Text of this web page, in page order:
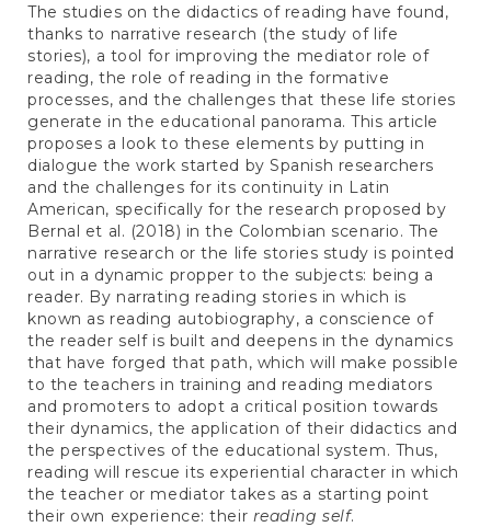
The studies on the didactics of reading have found,
thanks to narrative research (the study of life
stories), a tool for improving the mediator role of
reading, the role of reading in the formative
processes, and the challenges that these life stories
generate in the educational panorama. This article
proposes a look to these elements by putting in
dialogue the work started by Spanish researchers
and the challenges for its continuity in Latin
American, specifically for the research proposed by
Bernal et al. (2018) in the Colombian scenario. The
narrative research or the life stories study is pointed
out in a dynamic propper to the subjects: being a
reader. By narrating reading stories in which is
known as reading autobiography, a conscience of
the reader self is built and deepens in the dynamics
that have forged that path, which will make possible
to the teachers in training and reading mediators
and promoters to adopt a critical position towards
their dynamics, the application of their didactics and
the perspectives of the educational system. Thus,
reading will rescue its experiential character in which
the teacher or mediator takes as a starting point
their own experience: their reading self.